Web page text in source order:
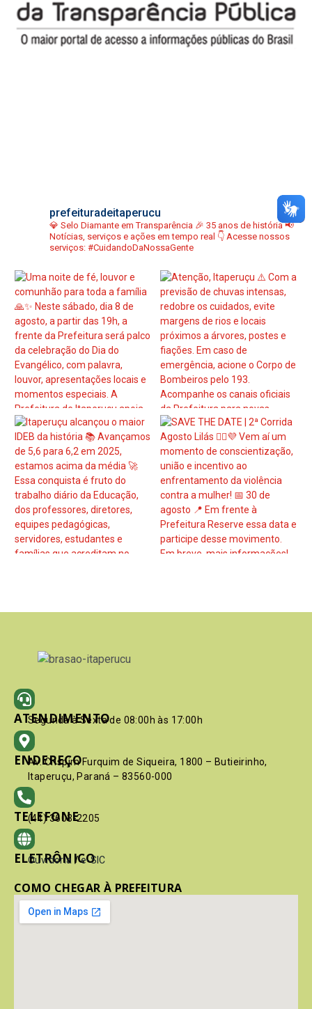
prefeituradeitaperucu
💎 Selo Diamante em Transparência 🎉 35 anos de história📢
Notícias, serviços e ações em tempo real 👇 Acesse nossos
serviços: #CuidandoDaNossaGente
ATENDIMENTO
Segunda à Sexta de 08:00h às 17:00h
ENDEREÇO
Av. Crispim Furquim de Siqueira, 1800 – Butieirinho,
Itaperuçu, Paraná – 83560-000
TELEFONE
(41) 3603-2205
ELETRÔNICO
Ouvidoria / e-SIC
COMO CHEGAR À PREFEITURA